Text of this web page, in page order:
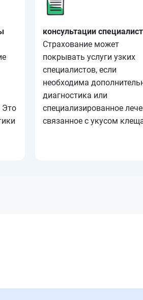
Это
консультации
Страхование может
покрывать услуги узких
специалистов, если
необходима
диагностика или
специализированное
связанное с укусом